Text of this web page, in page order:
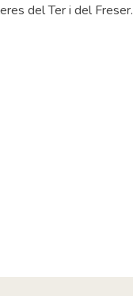
del Ter i del Freser.